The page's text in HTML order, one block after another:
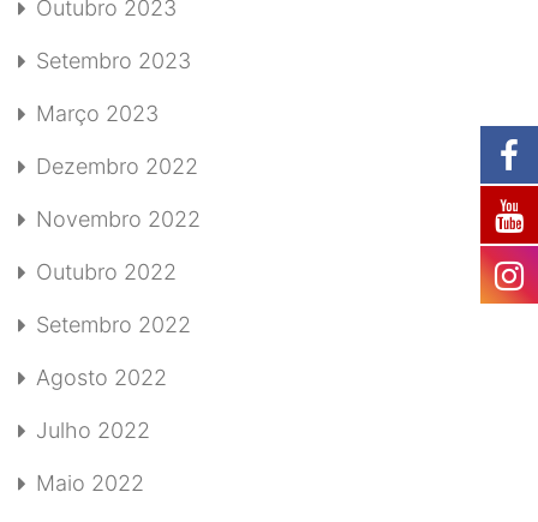
Outubro 2023
Setembro 2023
Março 2023
Dezembro 2022
Novembro 2022
Outubro 2022
Setembro 2022
Agosto 2022
Julho 2022
Maio 2022